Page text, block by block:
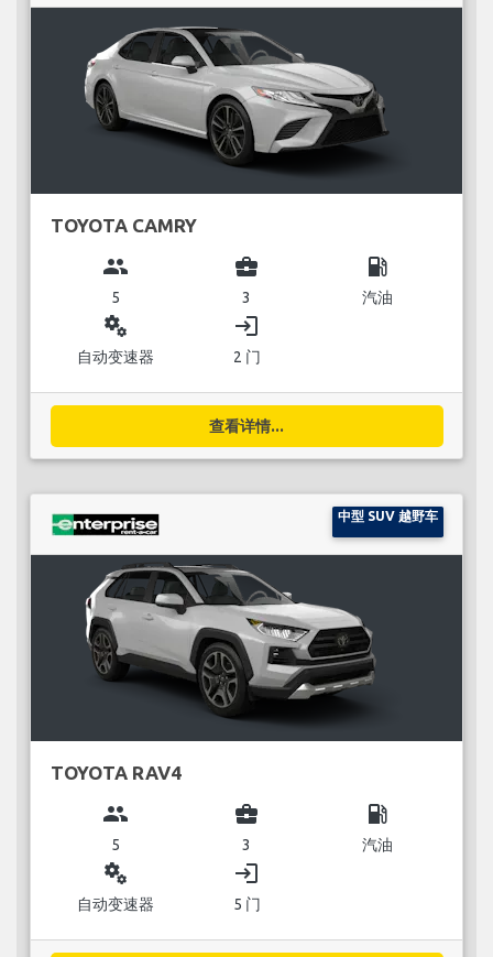
TOYOTA CAMRY
group
5
business_center
3
local_gas_station
汽油
miscellaneous_services
自动变速器
login
2 门
查看详情...
中型 SUV 越野车
TOYOTA RAV4
group
5
business_center
3
local_gas_station
汽油
miscellaneous_services
自动变速器
login
5 门